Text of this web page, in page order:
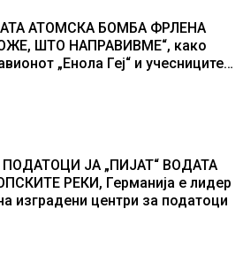
АТОМСКА БОМБА ФРЛЕНА
ШТО НАПРАВИВМЕ“, како
„Енола Геј“ и учесниците
ЈА „ПИЈАТ“ ВОДАТА
РЕКИ, Германија е лидер
изградени центри за податоци